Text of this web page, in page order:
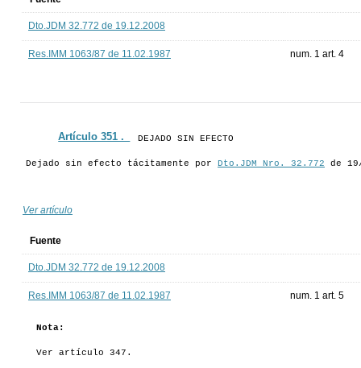
Dto.JDM 32.772 de 19.12.2008
Res.IMM 1063/87 de 11.02.1987 num. 1 art. 4
Artículo 351 ._ DEJADO SIN EFECTO
Dejado sin efecto tácitamente por Dto.JDM Nro. 32.772 de
Ver artículo
Fuente
Dto.JDM 32.772 de 19.12.2008
Res.IMM 1063/87 de 11.02.1987 num. 1 art. 5
Nota:
Ver artículo 347.